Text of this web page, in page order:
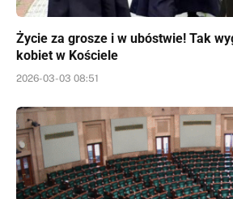
Życie za grosze i w ubóstwie! Tak
kobiet w Kościele
2026-03-03 08:51